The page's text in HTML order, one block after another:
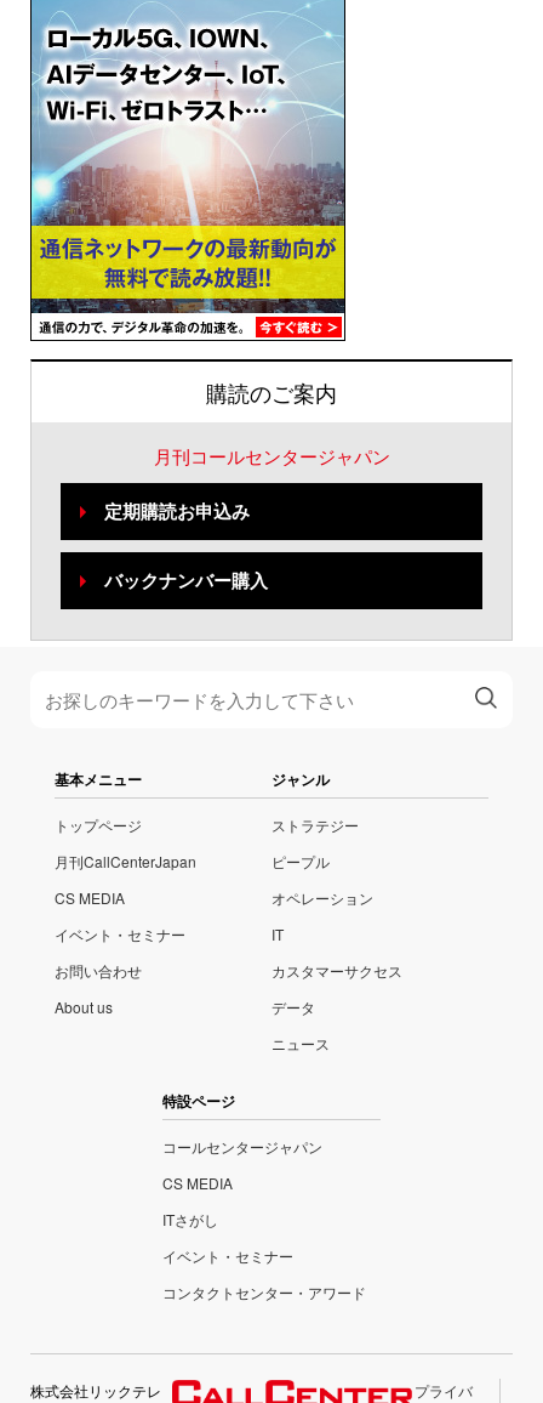
購読のご案内
月刊コールセンタージャパン
定期購読お申込み
バックナンバー購入
基本メニュー
トップページ
月刊CallCenterJapan
CS MEDIA
イベント・セミナー
お問い合わせ
About us
ジャンル
ストラテジー
ピープル
オペレーション
IT
カスタマーサクセス
データ
ニュース
特設ページ
コールセンタージャパン
CS MEDIA
ITさがし
イベント・セミナー
コンタクトセンター・アワード
株式会社リックテレ プライバ